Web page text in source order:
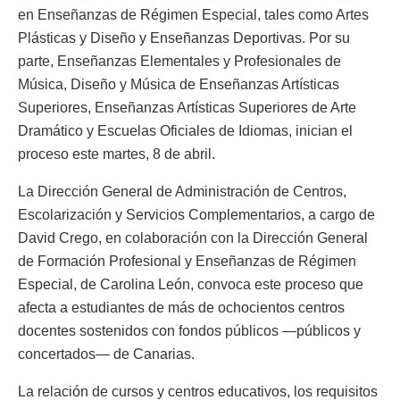
en Enseñanzas de Régimen Especial, tales como Artes
Plásticas y Diseño y Enseñanzas Deportivas. Por su
parte, Enseñanzas Elementales y Profesionales de
Música, Diseño y Música de Enseñanzas Artísticas
Superiores, Enseñanzas Artísticas Superiores de Arte
Dramático y Escuelas Oficiales de Idiomas, inician el
proceso este martes, 8 de abril.
La Dirección General de Administración de Centros,
Escolarización y Servicios Complementarios, a cargo de
David Crego, en colaboración con la Dirección General
de Formación Profesional y Enseñanzas de Régimen
Especial, de Carolina León, convoca este proceso que
afecta a estudiantes de más de ochocientos centros
docentes sostenidos con fondos públicos —públicos y
concertados— de Canarias.
La relación de cursos y centros educativos, los requisitos